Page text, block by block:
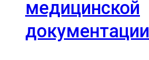
медицинской
документации